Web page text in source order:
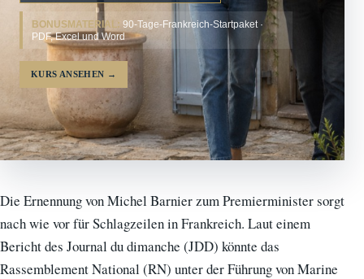
BONUSMATERIAL: 90-Tage-Frankreich-Startpaket ·
PDF, Excel und Word
KURS ANSEHEN →
Die Ernennung von Michel Barnier zum Premierminister sorgt
nach wie vor für Schlagzeilen in Frankreich. Laut einem
Bericht des Journal du dimanche (JDD) könnte das
Rassemblement National (RN) unter der Führung von Marine